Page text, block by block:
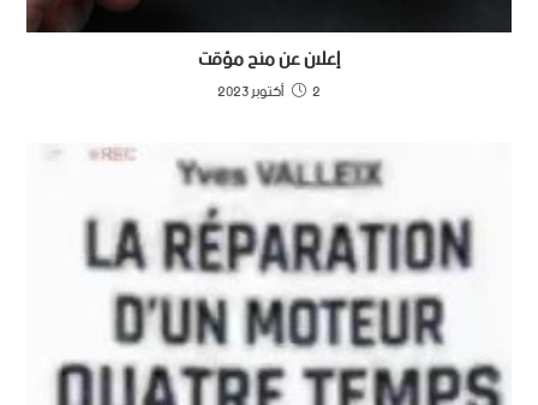
إعلان عن منح مؤقت
2 أكتوبر 2023